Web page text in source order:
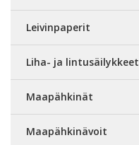
Leivinpaperit
Liha- ja lintusäilykkeet
Maapähkinät
Maapähkinävoit